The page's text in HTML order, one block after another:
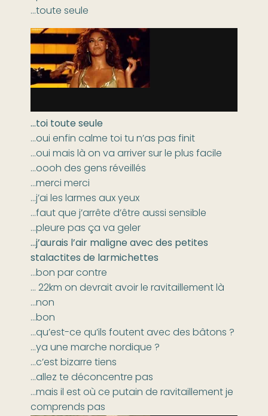
…toute seule
…toi toute seule
…oui enfin calme toi tu n’as pas finit
…oui mais là on va arriver sur le plus facile
…oooh des gens réveillés
…merci merci
…j’ai les larmes aux yeux
…faut que j’arrête d’être aussi sensible
…pleure pas ça va geler
…j’aurais l’air maligne avec des petites
stalactites de larmichettes
…bon par contre
… 22km on devrait avoir le ravitaillement là
…non
…bon
…qu’est-ce qu’ils foutent avec des bâtons ?
…ya une marche nordique ?
…c’est bizarre tiens
…allez te déconcentre pas
…mais il est où ce putain de ravitaillement je
comprends pas